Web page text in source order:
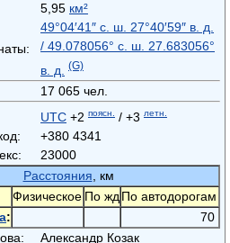
5,95 км²
49°04′41″ с. ш. 27°40′59″ в. д.
/ 49.078056° с. ш. 27.683056°
в. д.
(G)
17 065 чел.
UTC +2 поясн. / +3 летн.
+380 4341
23000
Расстояния , км
Физическое По жд По автодорогам
:
70
Александр Козак